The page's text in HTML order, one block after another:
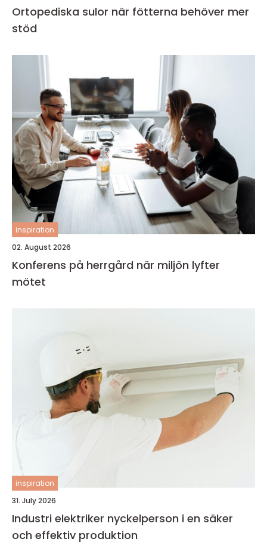
Ortopediska sulor när fötterna behöver mer
stöd
inspiration
02. August 2026
Konferens på herrgård när miljön lyfter
mötet
inspiration
31. July 2026
Industri elektriker nyckelperson i en säker
och effektiv produktion